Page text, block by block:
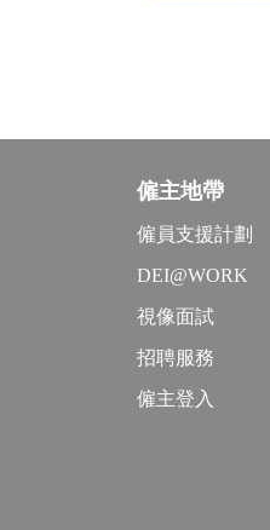
僱主地帶
僱員支援計劃
DEI@WORK
視像面試
招聘服務
僱主登入